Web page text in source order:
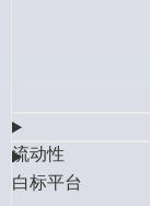
流动性
白标平台